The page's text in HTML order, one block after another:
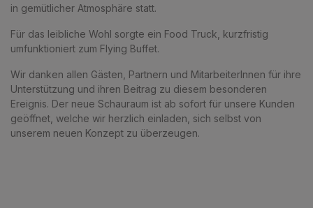
in gemütlicher Atmosphäre statt.
Für das leibliche Wohl sorgte ein Food Truck, kurzfristig
umfunktioniert zum Flying Buffet.
Wir danken allen Gästen, Partnern und MitarbeiterInnen für ihre
Unterstützung und ihren Beitrag zu diesem besonderen
Ereignis. Der neue Schauraum ist ab sofort für unsere Kunden
geöffnet, welche wir herzlich einladen, sich selbst von
unserem neuen Konzept zu überzeugen.